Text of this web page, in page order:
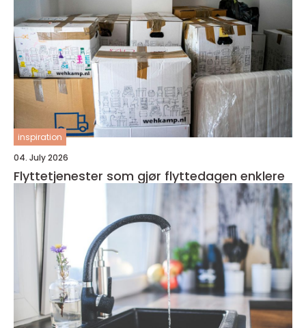
inspiration
04. July 2026
Flyttetjenester som gjør flyttedagen enklere